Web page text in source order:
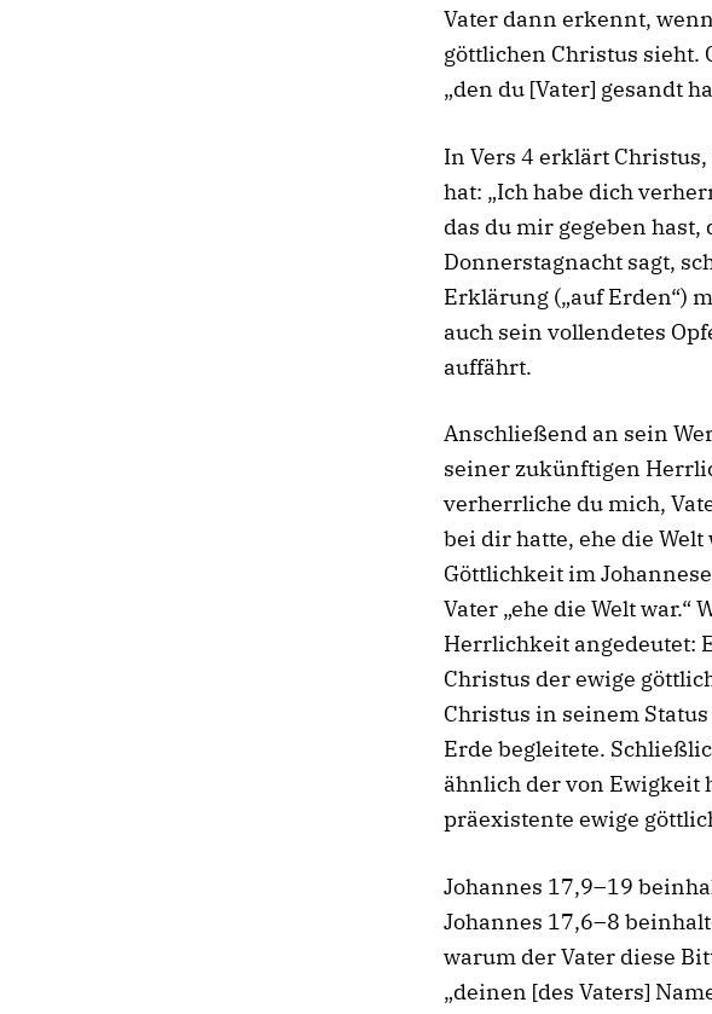
Vater dann erkennt,
göttlichen Christus sieht.
„den du [Vater] gesandt
In Vers 4 erklärt
hat: „Ich habe dich
das du mir gegeben hast,
Donnerstagnacht sagt,
Erklärung („auf Erden“)
auch sein vollendetes
auffährt.
Anschließend an sein
seiner zukünftigen
verherrliche du mich,
bei dir hatte, ehe die
Göttlichkeit im
Vater „ehe die Welt
Herrlichkeit angedeutet:
Christus der ewige
Christus in seinem
Erde begleitete.
ähnlich der von Ewigkeit
präexistente ewige
Johannes 17,9–19
Johannes 17,6–8
warum der Vater diese
„deinen [des Vaters]